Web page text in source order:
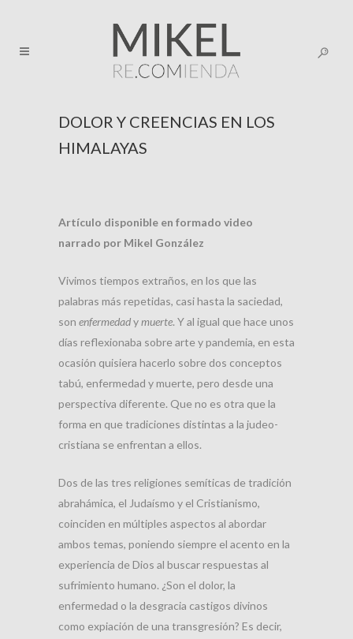
DOLOR Y CREENCIAS EN LOS
HIMALAYAS
Artículo disponible en formado video
narrado por Mikel González
Vivimos tiempos extraños, en los que las
palabras más repetidas, casi hasta la saciedad,
son enfermedadymuerte. Y al igual que hace unos
días reflexionaba sobre arte y pandemia, en esta
ocasión quisiera hacerlo sobre dos conceptos
tabú, enfermedad y muerte, pero desde una
perspectiva diferente. Que no es otra que la
forma en que tradiciones distintas a la judeo-
cristiana se enfrentan a ellos.
Dos de las tres religiones semíticas de tradición
abrahámica, el Judaísmo y el Cristianismo,
coinciden en múltiples aspectos al abordar
ambos temas, poniendo siempre el acento en la
experiencia de Dios al buscar respuestas al
sufrimiento humano. ¿Son el dolor, la
enfermedad o la desgracia castigos divinos
como expiación de una transgresión? Es decir,